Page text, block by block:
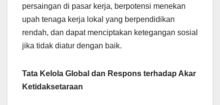
persaingan di pasar kerja, berpotensi menekan
upah tenaga kerja lokal yang berpendidikan
rendah, dan dapat menciptakan ketegangan sosial
jika tidak diatur dengan baik.
Tata Kelola Global dan Respons terhadap Akar
Ketidaksetaraan